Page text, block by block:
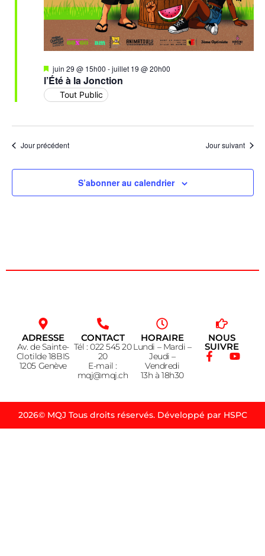
l’Été à la Jonction
Mis
en
avant
juin 29 @ 15h00 -juillet 19 @ 20h00
Tout Public
Jour précédent Jour suivant
S’abonner au calendrier
ADRESSE
Av. de Sainte-
Clotilde 18BIS
1205 Genève
CONTACT
Tél : 022 545 20
20
E-mail :
mqj@mqj.ch
HORAIRE
Lundi – Mardi –
Jeudi –
Vendredi
13h à 18h30
NOUS
SUIVRE
2026© MQJ Tous droits réservés. Développé par HSPC